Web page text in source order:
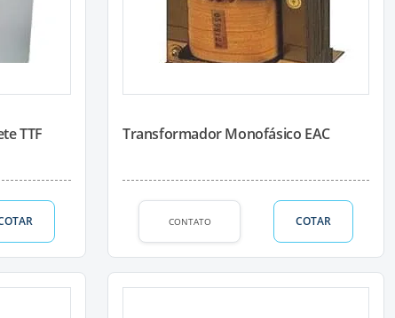
TTF Transformador Monofásico EAC
CONTATO COTAR